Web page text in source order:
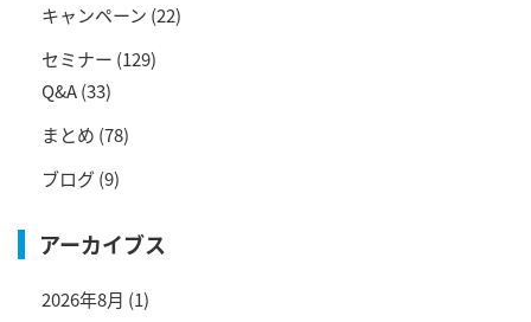
キャンペーン (22)
セミナー (129)
Q&A(33)
まとめ (78)
ブログ(9)
アーカイブス
2026年8月 (1)